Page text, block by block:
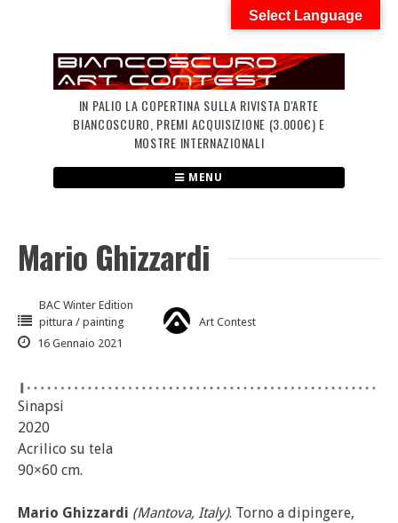
IN PALIO LA COPERTINA SULLA RIVISTA D'ARTE
BIANCOSCURO, PREMI ACQUISIZIONE (3.000€) E
MOSTRE INTERNAZIONALI
MENU
Mario Ghizzardi
BAC Winter Edition
pittura / painting
Art Contest
16 Gennaio 2021
Sinapsi
2020
Acrilico su tela
90×60 cm.
Mario Ghizzardi (Mantova, Italy). Torno a dipingere,
Select Language